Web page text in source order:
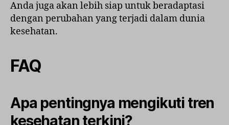
Anda juga akan lebih siap untuk beradaptasi
dengan perubahan yang terjadi dalam dunia
kesehatan.
FAQ
Apa pentingnya mengikuti tren
kesehatan terkini?